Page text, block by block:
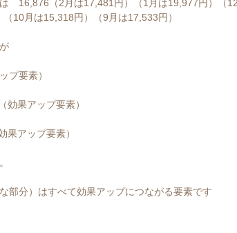
16,876（2月は17,481円）（1月は19,977円）（
10月は15,318円）（9月は17,533円）
プ要素）
効果アップ要素）
果アップ要素）
部分）はすべて効果アップにつながる要素です